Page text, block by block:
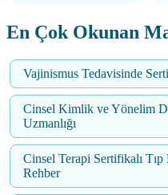
En Çok Okunan
Vajinismus Tedavisinde
Cinsel Kimlik ve Yönelim
Uzmanlığı
Cinsel Terapi Sertifikalı
Rehber